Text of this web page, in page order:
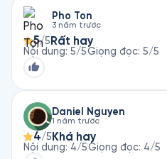
Pho Ton
3 năm trước
5/5 Rất hay
Nội dung: 5/5Giọng đọc: 5/5
Daniel Nguyen
1 năm trước
4/5 Khá hay
Nội dung: 4/5Giọng đọc: 4/5